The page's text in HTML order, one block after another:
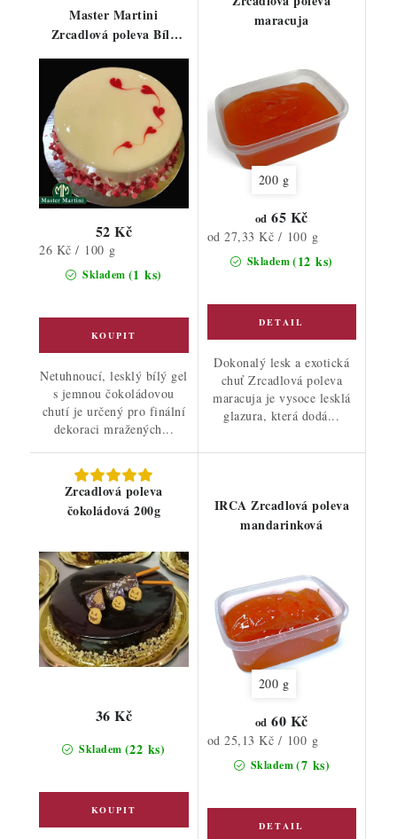
Master Martini
Zrcadlová poleva Bílá
Skladem (1 ks)
52 Kč
Měrná
26 Kč / 100 g
Netuhnoucí, lesklý bílý gel
s jemnou čokoládovou
chutí je určený pro finální
dekoraci mražených...
maracuja
200 g
Skladem(12 ks)
od 65 Kč
Měrná
cena:
od 27,33 Kč / 100 g
Dokonalý lesk a exotická
chuť Zrcadlová poleva
maracuja je vysoce lesklá
glazura, která dodá...
Zrcadlová poleva
čokoládová 200g
Skladem (22 ks)
36 Kč
IRCA Zrcadlová poleva
mandarinková
200 g
Skladem(7 ks)
od 60 Kč
Měrná
od 25,13 Kč / 100 g